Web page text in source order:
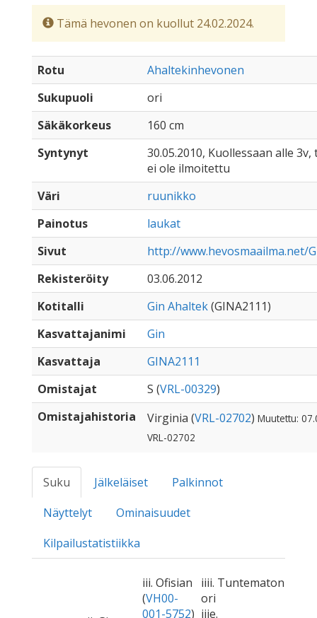
Tämä hevonen on kuollut 24.02.2024.
Rotu
Ahaltekinhevonen
Sukupuoli
ori
Säkäkorkeus
160 cm
Syntynyt
30.05.2010, Kuollessaan alle
ei ole ilmoitettu
Väri
ruunikko
Painotus
laukat
Sivut
http://www.hevosmaailma.net/
Rekisteröity
03.06.2012
Kotitalli
Gin Ahaltek(GINA2111)
Kasvattajanimi
Gin
Kasvattaja
GINA2111
Omistajat
S (VRL-00329)
Omistajahistoria
Virginia (VRL-02702) Muutettu:
VRL-02702
Suku Jälkeläiset
Palkinnot
Näyttelyt
Ominaisuudet
Kilpailustatistiikka
iii. Ofisian
(VH00-
001-5752)
iiii. Tuntematon
ori
iiie.